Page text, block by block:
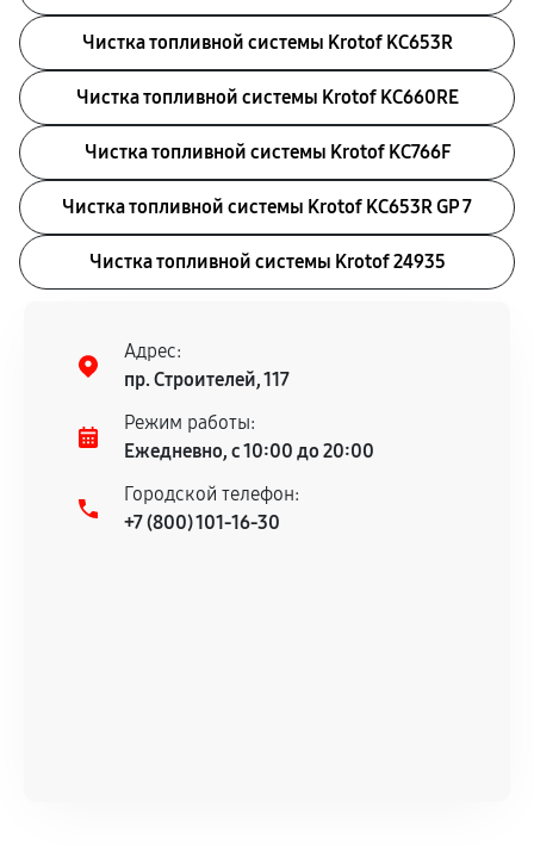
Чистка топливной системы Krotof KC653R
Чистка топливной системы Krotof KC660RE
Чистка топливной системы Krotof KC766F
Чистка топливной системы Krotof KC653R GP 7
Чистка топливной системы Krotof 24935
Адрес:
пр. Строителей, 117
Режим работы:
Ежедневно, с 10:00 до 20:00
Городской телефон:
+7 (800) 101-16-30